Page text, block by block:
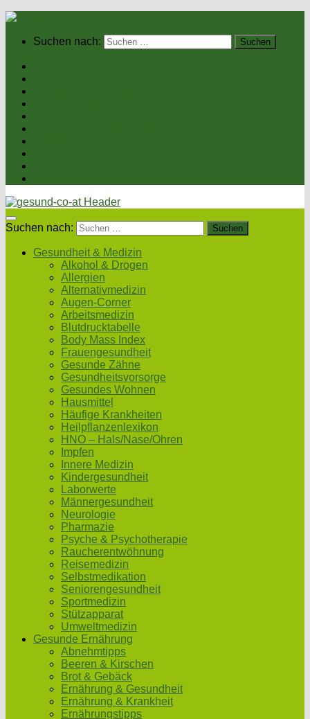
Suchen nach:
Suchen nach:
Gesundheit & Medizin
Alkohol & Drogen
Allergien
Alternativmedizin
Augen-Corner
Arbeitsmedizin
Blutdrucktabelle
Body Mass Index
Frauengesundheit
Gesunde Zähne
Gesundheitsvorsorge
Gesundes Wohnen
Hausmittel
Häufige Krankheiten
Heilpflanzenlexikon
HNO – Hals/Nase/Ohren
Impfen
Innere Medizin
Kindergesundheit
Laborwerte
Männergesundheit
Neurologie
Pharmazie
Psyche & Psychotherapie
Raucherentwöhnung
Reisemedizin
Selbstmedikation
Seniorengesundheit
Sportmedizin
Stützapparat
Umweltmedizin
Gesunde Ernährung
Abnehmtipps
Beeren & Kirschen
Brot & Gebäck
Ernährung & Gesundheit
Ernährung & Krankheit
Ernährungstipps